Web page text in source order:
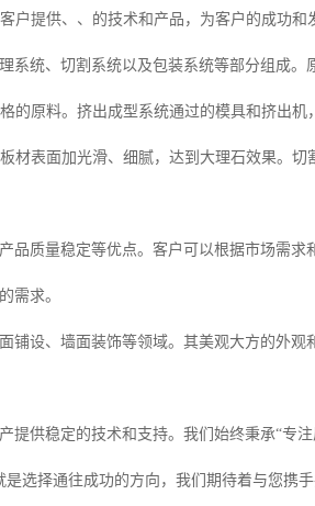
户提供、、的技术和产品，为客户的成功和
系统、切割系统以及包装系统等部分组成。
的原料。挤出成型系统通过的模具和挤出
材表面加光滑、细腻，达到大理石效果。
品质量稳定等优点。客户可以根据市场需求
需求。
铺设、墙面装饰等领域。其美观大方的外观
提供稳定的技术和支持。我们始终秉承“专
选择通往成功的方向，我们期待着与您携手